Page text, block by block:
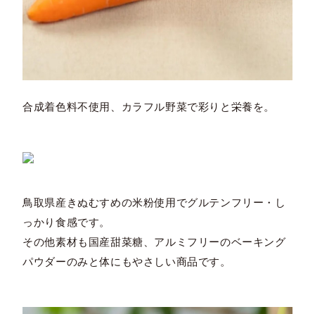
合成着色料不使用、カラフル野菜で彩りと栄養を。
鳥取県産きぬむすめの米粉使用でグルテンフリー・し
っかり食感です。
その他素材も国産甜菜糖、アルミフリーのベーキング
パウダーのみと体にもやさしい商品です。